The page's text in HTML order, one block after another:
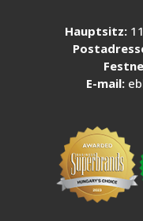
Hauptsitz:
E-mail: